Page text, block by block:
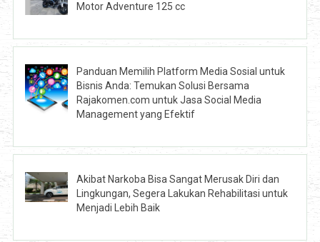
Motor Adventure 125 cc
Panduan Memilih Platform Media Sosial untuk
Bisnis Anda: Temukan Solusi Bersama
Rajakomen.com untuk Jasa Social Media
Management yang Efektif
Akibat Narkoba Bisa Sangat Merusak Diri dan
Lingkungan, Segera Lakukan Rehabilitasi untuk
Menjadi Lebih Baik